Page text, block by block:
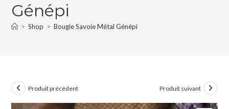
Génépi
> Shop > Bougie Savoie Métal Génépi
Produit précédent Produit suivant